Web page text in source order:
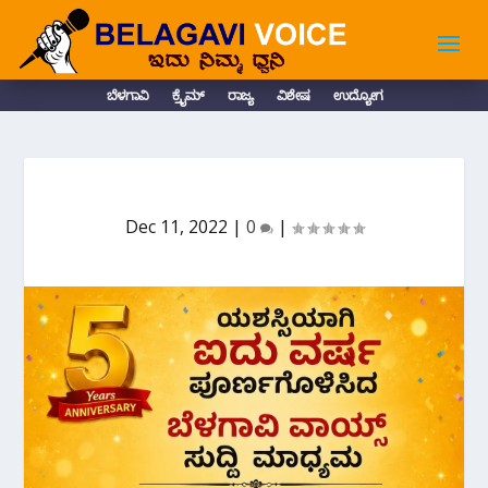
ಬೆಳಗಾವಿ ಕ್ರೈಮ್ ರಾಜ್ಯ ವಿಶೇಷ ಉದ್ಯೋಗ
Dec 11, 2022 | 0 |